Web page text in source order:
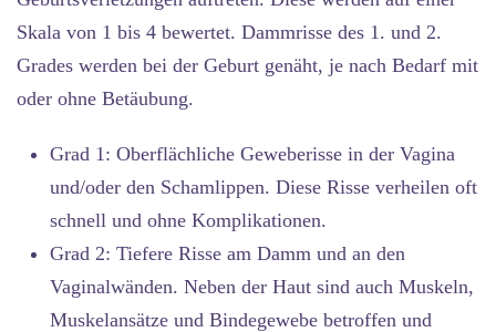
Skala von 1 bis 4 bewertet. Dammrisse des 1. und 2.
Grades werden bei der Geburt genäht, je nach Bedarf mit
oder ohne Betäubung.
Grad 1: Oberflächliche Geweberisse in der Vagina
und/oder den Schamlippen. Diese Risse verheilen oft
schnell und ohne Komplikationen.
Grad 2: Tiefere Risse am Damm und an den
Vaginalwänden. Neben der Haut sind auch Muskeln,
Muskelansätze und Bindegewebe betroffen und